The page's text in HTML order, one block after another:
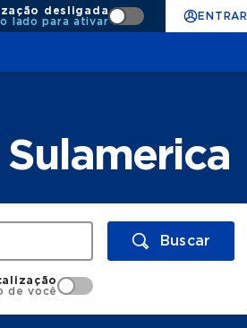
desligada
lado para ativar
ENTRAR
Buscar
de você